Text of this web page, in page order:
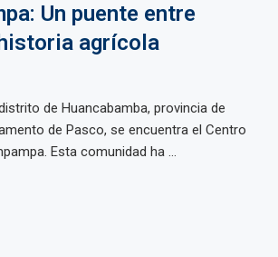
Un puente entre
agrícola
de Huancabamba, provincia de
de Pasco, se encuentra el Centro
Esta comunidad ha ...